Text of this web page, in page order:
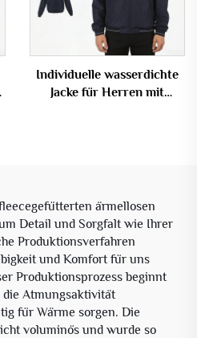
Individuelle wasserdichte
Jacke für Herren mit
ärmellosen
Detail und Sorgfalt wie Ihrer
Produktionsverfahren
und Komfort für uns
Produktionsprozess beginnt
Atmungsaktivität
für Wärme sorgen. Die
voluminös und wurde so